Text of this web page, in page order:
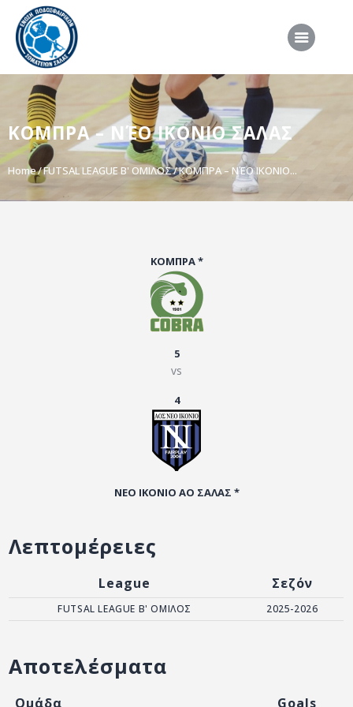
ΚΟΜΠΡΑ – ΝΈΟ ΙΚΟΝΙΟ ΣΑΛΑΣ
Home FUTSAL LEAGUE B' ΟΜΙΛΟΣ ΚΟΜΠΡΑ – ΝΈΟ ΙΚΟΝΙΟ...
ΑΡΧΙΚΗ
ΕΠΣΣ
ΔΙΟΡΓΑΝΩΣΕΙΣ
ΠΡΟΕΘΝΙΚΕΣ ΟΜΑΔΕΣ
ΣΥΝΕΝΤΕΥΞΕΙΣ
ΚΟΜΠΡΑ *
5
vs
4
ΝΕΟ ΙΚΟΝΙΟ ΑΟ ΣΑΛΑΣ *
Λεπτομέρειες
League Σεζόν
FUTSAL LEAGUE B' ΟΜΙΛΟΣ 2025-2026
Αποτελέσματα
Ομάδα Goals